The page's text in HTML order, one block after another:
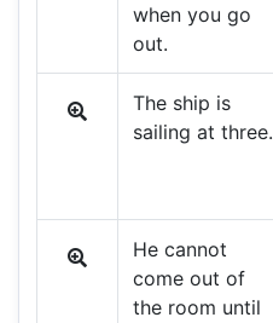
when you go
out.
The ship is
sailing at three.
He cannot
come out of
the room until